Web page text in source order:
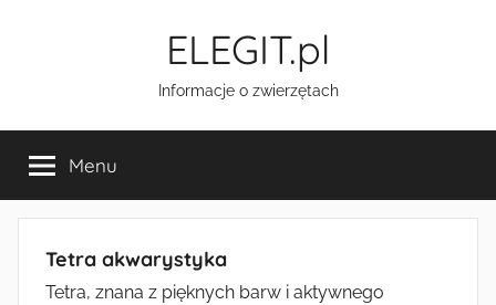
ELEGIT.pl
Informacje o zwierzętach
Menu
Tetra akwarystyka
Tetra, znana z pięknych barw i aktywnego